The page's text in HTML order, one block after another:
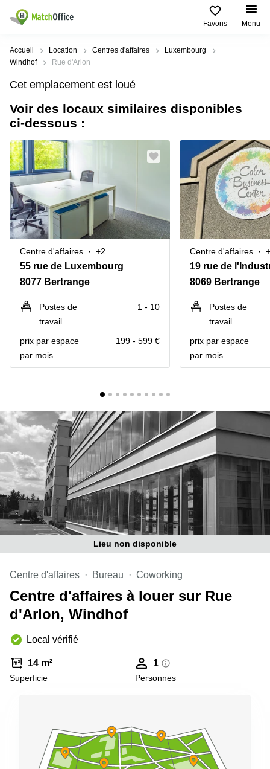
Favoris Menu
Rechercher / publier
Pages
de
Bureau
Centre
d’affaires
Coworking
Salles
de
réunion
Bureau
virtuel
Villes
Populaires
Luxembourg
sur-
Alzette
Senningerberg
Bertrange
Sandweiler
Recherches
populaires
Сoworking
Luxembourg
Salle de
réunion
Luxembourg
Coworking
Bertrange
Centre
d'affaires
Luxembourg
Bureaux
Esch-sur-
Сoworking
Sandweiler
Bureaux
Bureaux
Sandweiler
Bureaux
Luxembourg
Centres
d’affaires
Bertrange
Centres
Esch-
Centres
d’affaires
Sandweiler
Aide
Qui sommes-nous?
Publier un bureau
Prix
Connexion
Choisissez une langue
Luxembourg
Accueil Location Centres d'affaires
Luxembourg
Windhof
Rue d'Arlon
Cet emplacement est loué
Voir des locaux similaires disponibles
ci-dessous :
Centre d'affaires +2
55 rue de Luxembourg
8077 Bertrange
Postes de
travail
1 - 10
prix par espace
par mois
199 - 599 €
Centre d'affaires
19 rue de
8069 Bertrange
Postes de
travail
prix par espace
par mois
Lieu non disponible
Centre d'affaires Bureau Coworking
Centre d'affaires à louer sur Rue
d'Arlon, Windhof
Local vérifié
14 m²
Superficie
1
Personnes